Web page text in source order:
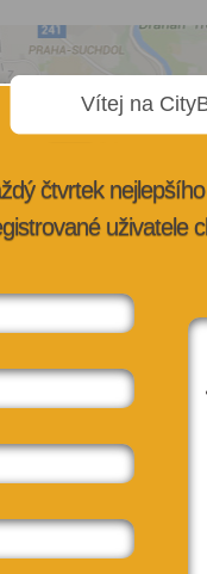
Vítej na
čtvrtek
uživatele